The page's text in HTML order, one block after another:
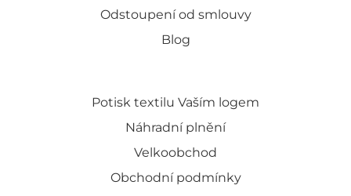
Odstoupení od smlouvy
Blog
Potisk textilu Vaším logem
Náhradní plnění
Velkoobchod
Obchodní podmínky